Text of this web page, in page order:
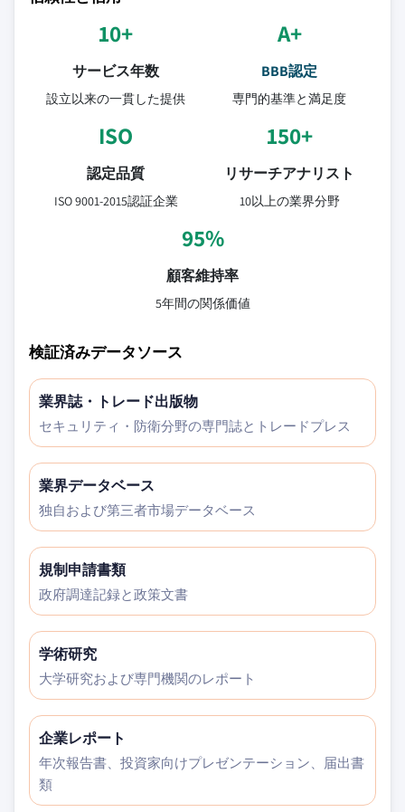
10+
サービス年数
設立以来の一貫した提供
A+
BBB認定
専門的基準と満足度
ISO
認定品質
ISO 9001-2015認証企業
150+
リサーチアナリスト
10以上の業界分野
95%
顧客維持率
5年間の関係価値
検証済みデータソース
業界誌・トレード出版物
セキュリティ・防衛分野の専門誌とトレードプレス
業界データベース
独自および第三者市場データベース
規制申請書類
政府調達記録と政策文書
学術研究
大学研究および専門機関のレポート
企業レポート
年次報告書、投資家向けプレゼンテーション、届出書
類